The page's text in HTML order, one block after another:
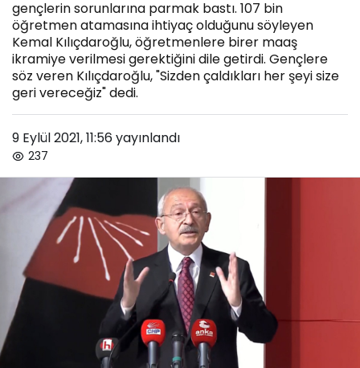
gençlerin sorunlarına parmak bastı. 107 bin
öğretmen atamasına ihtiyaç olduğunu söyleyen
Kemal Kılıçdaroğlu, öğretmenlere birer maaş
ikramiye verilmesi gerektiğini dile getirdi. Gençlere
söz veren Kılıçdaroğlu, "Sizden çaldıkları her şeyi size
geri vereceğiz" dedi.
9 Eylül 2021, 11:56yayınlandı
237